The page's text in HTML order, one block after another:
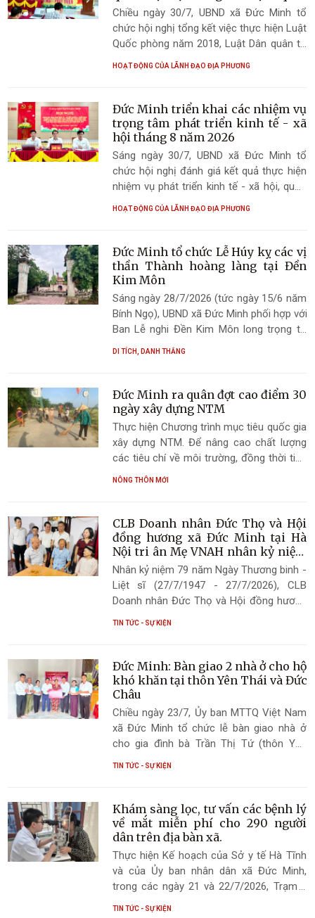
tâm tháng 8 năm 2026 do Ủy ban MTTQ
Việt Nam xã Đức Minh tổ chức sáng ngày
31/7.
phòng, an ninh
Chiều ngày 30/7, UBND xã Đức Minh tổ
chức hội nghị tổng kết việc thực hiện Luật
Quốc phòng năm 2018, Luật Dân quân tự
vệ năm 2019 và Luật Giáo dục quốc
HOẠT ĐỘNG CỦA LÃNH ĐẠO ĐỊA PHƯƠNG
Đức Minh triển khai các nhiệm vụ
trọng tâm phát triển kinh tế - xã
hội tháng 8 năm 2026
Sáng ngày 30/7, UBND xã Đức Minh tổ
chức hội nghị đánh giá kết quả thực hiện
nhiệm vụ phát triển kinh tế - xã hội, quốc
phòng - an ninh tháng 7 và triển khai
HOẠT ĐỘNG CỦA LÃNH ĐẠO ĐỊA PHƯƠNG
Đức Minh tổ chức Lễ Húy kỵ các vị
thần Thành hoàng làng tại Đền
Kim Môn
Sáng ngày 28/7/2026 (tức ngày 15/6 năm
Bính Ngọ), UBND xã Đức Minh phối hợp với
Ban Lễ nghi Đền Kim Môn long trọng tổ
chức Lễ Húy kỵ các vị thần Thành hoàng
DI TÍCH, DANH THẮNG
Đức Minh ra quân đợt cao điểm 30
ngày xây dựng NTM
Thực hiện Chương trình mục tiêu quốc gia
xây dựng NTM. Để nâng cao chất lượng
các tiêu chí về môi trường, đồng thời tiếp
tục duy trì và nhân rộng mô hình phân loại,
Nhân dân trong xây dựng NTM. UBND xã
Đức Minh đã phát động đợt cao điểm 30
ngày xây dựng cảnh quan môi trường,
phân loại, xử lý rác thải sinh hoạt tại
nguồn, gắn với xây dựng NTM trên địa bàn
toàn xã.
NÔNG THÔN MỚI
CLB Doanh nhân Đức Thọ và Hội
đồng hương xã Đức Minh tại Hà
Nội tri ân Mẹ VNAH nhân kỷ niệm
79 năm Ngày Thương binh - Liệt sĩ
Nhân kỷ niệm 79 năm Ngày Thương binh -
Liệt sĩ (27/7/1947 - 27/7/2026), CLB
Doanh nhân Đức Thọ và Hội đồng hương
Trưởng đoàn, cùng các thành viên đã đến
thăm hỏi, động viên và tặng quà Mẹ Việt
Nam Anh hùng Trần Thị Đỏ, thôn Trường
Xuân, xã Đức Minh.
TIN TỨC - SỰ KIỆN
Đức Minh: Bàn giao 2 nhà ở cho hộ
khó khăn tại thôn Yên Thái và Đức
Châu
Chiều ngày 23/7, Ủy ban MTTQ Việt Nam
xã Đức Minh tổ chức lễ bàn giao nhà ở
cho gia đình bà Trần Thị Tứ (thôn Yên
TIN TỨC - SỰ KIỆN
Khám sàng lọc, tư vấn các bệnh lý
về mắt miễn phí cho 290 người
dân trên địa bàn xã.
Thực hiện Kế hoạch của Sở y tế Hà Tĩnh
và của Ủy ban nhân dân xã Đức Minh,
trong các ngày 21 và 22/7/2026, Trạm y
TIN TỨC - SỰ KIỆN